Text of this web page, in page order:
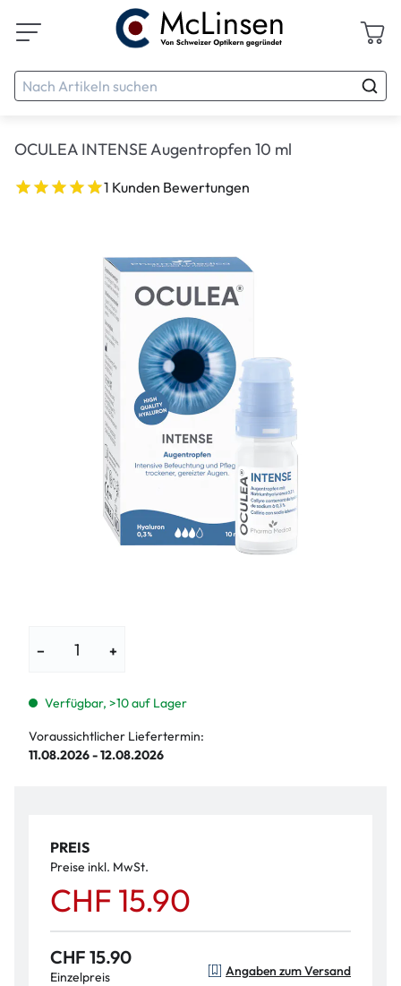
OCULEA INTENSE Augentropfen 10 ml
1 Kunden Bewertungen
− +
Verfügbar, >10 auf Lager
Voraussichtlicher Liefertermin:
11.08.2026 - 12.08.2026
PREIS
Preise inkl. MwSt.
CHF 15.90
CHF 15.90
Einzelpreis Angaben zum Versand